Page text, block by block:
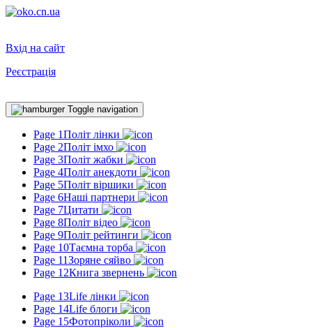
Вхід на сайт
Реєстрація
Toggle navigation
Page 1Політ лінки
Page 2Політ імхо
Page 3Політ жабки
Page 4Політ анекдоти
Page 5Політ віршики
Page 6Наші партнери
Page 7Цитати
Page 8Політ відео
Page 9Політ рейтинги
Page 10Таємна торба
Page 11Зоряне сяйво
Page 12Книга звернень
Page 13Life лінки
Page 14Life блоги
Page 15Фотопріколи